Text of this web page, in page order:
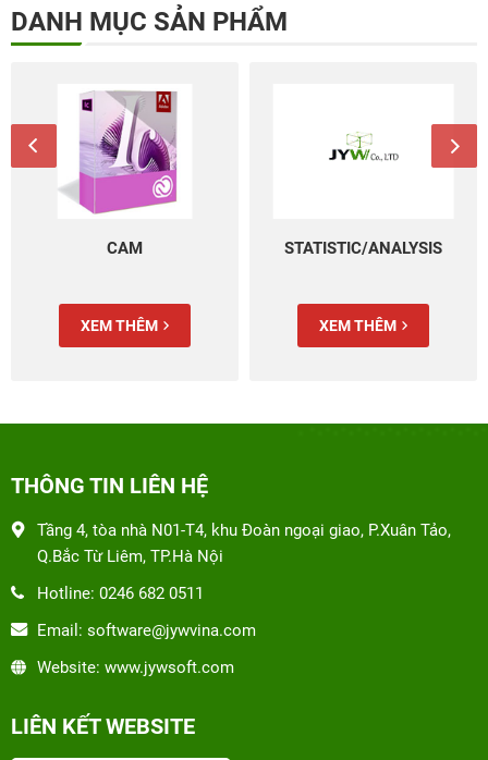
DANH MỤC SẢN PHẨM
CAM
XEM THÊM
STATISTIC/ANALYSIS
XEM THÊM
THÔNG TIN LIÊN HỆ
Tầng 4, tòa nhà N01-T4, khu Đoàn ngoại giao, P.Xuân Tảo,
Q.Bắc Từ Liêm, TP.Hà Nội
Hotline: 0246 682 0511
Email: software@jywvina.com
Website: www.jywsoft.com
LIÊN KẾT WEBSITE